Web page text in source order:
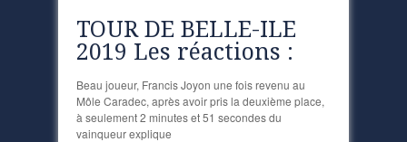
TOUR DE BELLE-ILE
2019 Les réactions :
Beau joueur, Francis Joyon une fois revenu au
Môle Caradec, après avoir pris la deuxième place,
à seulement 2 minutes et 51 secondes du
vainqueur explique